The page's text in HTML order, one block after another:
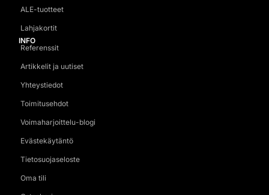
ALE-tuotteet
Lahjakortit
INFO
Referenssit
Artikkelit ja uutiset
Yhteystiedot
Toimitusehdot
Voimaharjoittelu-blogi
Evästekäytäntö
Tietosuojaseloste
Oma tili